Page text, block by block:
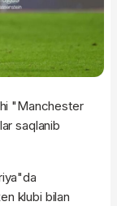
"Manchester
saqlanib
klubi bilan